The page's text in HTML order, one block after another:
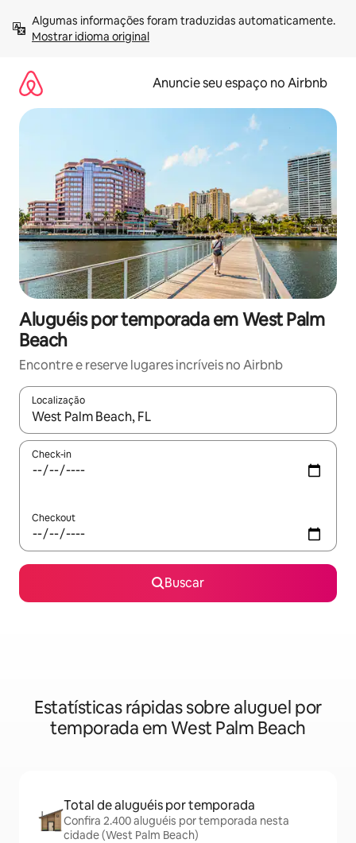
para
Mostrar idioma original
Anuncie seu espaço no Airbnb
Aluguéis por temporada em West Palm
Beach
Encontre e reserve lugares incríveis no Airbnb
Localização
Quando os resultados estiverem disponíveis, explore-os
Check-in
Checkout
Buscar
Estatísticas rápidas sobre aluguel por
temporada em West Palm Beach
Total de aluguéis por temporada
Confira 2.400 aluguéis por temporada nesta
cidade (West Palm Beach)